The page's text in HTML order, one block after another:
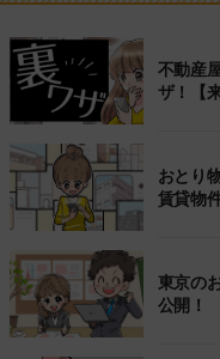
不動産
ザ！【
おとり
賃貸物
東京の
公開！